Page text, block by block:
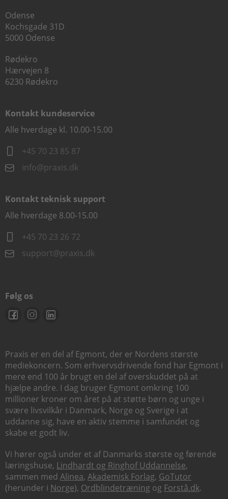
Odense
Kochsgade 31D
5000 Odense
Rødekro
Hærvejen 8
6230 Rødekro
Kontakt kundeservice
Alle hverdage kl. 10.00-15.00
+45 70 23 85 87
info@praxis.dk
Kontakt teknisk support
Alle hverdage 8.00-15.00
+45 70 23 26 72
support@praxis.dk
Følg os
Praxis er en del af Egmont, der er Nordens største
mediekoncern. Som erhvervsdrivende fond har Egmont i
mere end 100 år brugt en del af overskuddet på at
hjælpe andre. I dag bruger Egmont omkring 100
millioner kroner om året på at støtte børn og unge i
svære livsvilkår i Danmark, Norge og Sverige i at
uddanne sig, have en aktiv stemme i samfundet og
skabe et godt liv.
Vi hører også under et af Danmarks største og førende
læringshuse, Lindhardt og Ringhof Uddannelse,
sammen med Alinea, Akademisk Forlag, GoTutor
(herunder i Norge), Ordblindetræning og Forstå.dk.